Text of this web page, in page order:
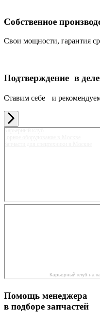
Собственное
Свои мощности, гарантия
Подтверждение в деле
Ставим себе и
Карьерный клуб на
Помощь менеджера
в подборе запчастей